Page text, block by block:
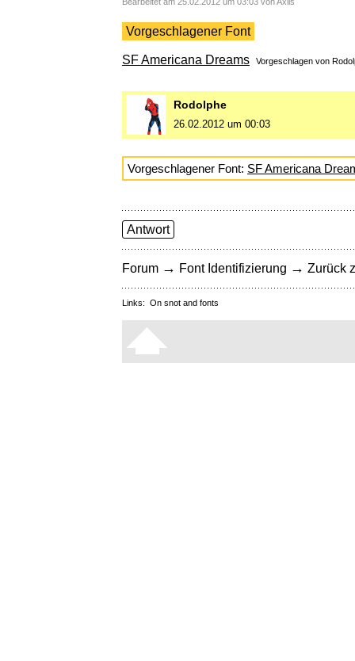
Vorgeschlagener Font
SF Americana Dreams Vorgeschlagen von
Rodolphe
26.02.2012 um 00:03
Vorgeschlagener Font: SF Americana
Antwort
Forum → Font Identifizierung → Zurück
Links: On snot and fonts